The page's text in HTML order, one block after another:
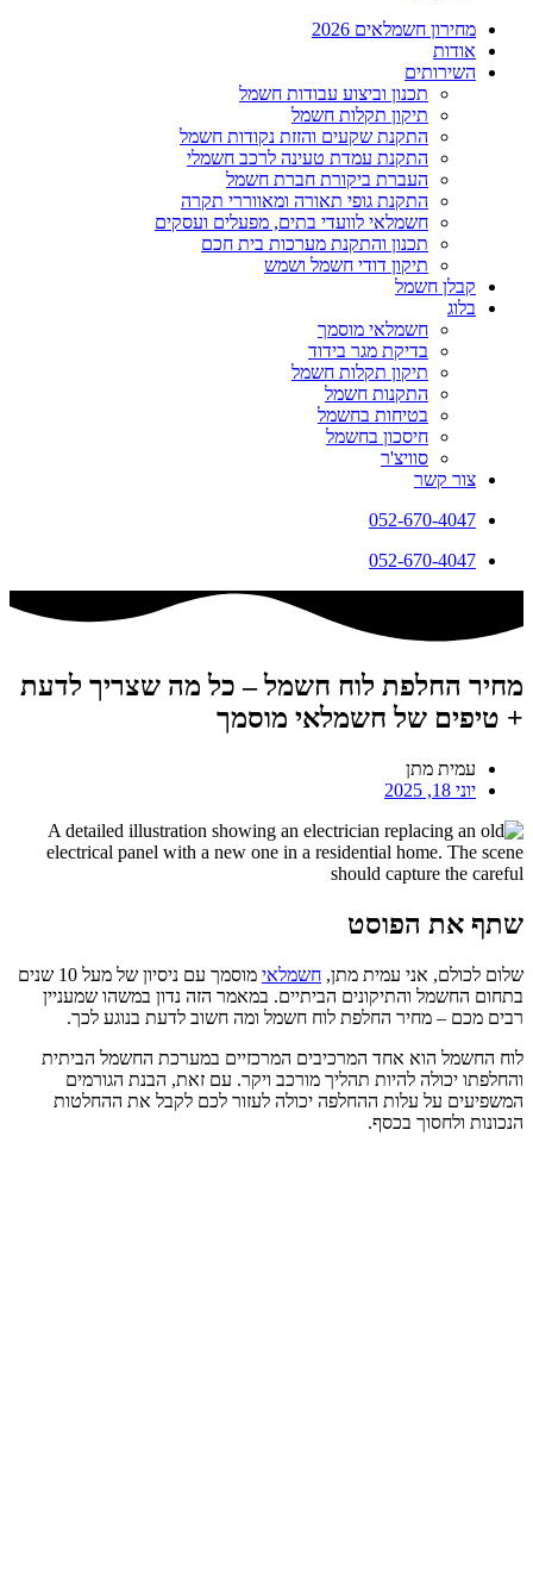
מחירון חשמלאים 2026
אודות
השירותים
תכנון וביצוע עבודות חשמל
תיקון תקלות חשמל
התקנת שקעים והזזת נקודות חשמל
התקנת עמדת טעינה לרכב חשמלי
העברת ביקורת חברת חשמל
התקנת גופי תאורה ומאווררי תקרה
חשמלאי לוועדי בתים, מפעלים ועסקים
תכנון והתקנת מערכות בית חכם
תיקון דודי חשמל ושמש
קבלן חשמל
בלוג
חשמלאי מוסמך
בדיקת מגר בידוד
תיקון תקלות חשמל
התקנות חשמל
בטיחות בחשמל
חיסכון בחשמל
סוויצ'ר
צור קשר
052-670-4047
052-670-4047
מחיר החלפת לוח חשמל – כל מה שצריך לדעת
+ טיפים של חשמלאי מוסמך
עמית מתן
יוני 18, 2025
שתף את הפוסט
שלום לכולם, אני עמית מתן, חשמלאי
מוסמך עם ניסיון של מעל 10 שנים
בתחום החשמל והתיקונים הביתיים. במאמר הזה נדון במשהו שמעניין
רבים מכם – מחיר החלפת לוח חשמל ומה חשוב לדעת בנוגע לכך.
לוח החשמל הוא אחד המרכיבים המרכזיים במערכת החשמל הביתית
והחלפתו יכולה להיות תהליך מורכב ויקר. עם זאת, הבנת הגורמים
המשפיעים על עלות ההחלפה יכולה לעזור לכם לקבל את ההחלטות
הנכונות ולחסוך בכסף.